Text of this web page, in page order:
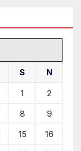
S N
1 2
8 9
15 16